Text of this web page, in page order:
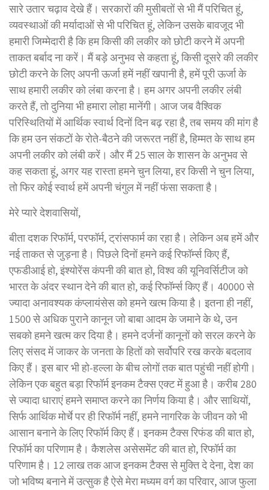
सारे उतार चढ़ाव देखे हैं। सरकारों की मुसीबतों से भी मैं परिचित हूं,
व्यवस्थाओं की मर्यादाओं से भी परिचित हूं, लेकिन उसके बावजूद भी
हमारी जिम्मेदारी है कि हम किसी की लकीर को छोटी करने में अपनी
ताकत बर्बाद ना करें। मैं बड़े अनुभव से कहता हूं, किसी दूसरे की लकीर
छोटी करने के लिए अपनी ऊर्जा हमें नहीं खपानी है, हमें पूरी ऊर्जा के
साथ हमारी लकीर को लंबा करना है। हम अगर अपनी लकीर लंबी
करते हैं, तो दुनिया भी हमारा लोहा मानेंगी। आज जब वैश्विक
परिस्थितियों में आर्थिक स्वार्थ दिनों दिन बढ़ रहा है, तब समय की मांग है
कि हम उन संकटों के रोते-बैठने की जरूरत नहीं है, हिम्मत के साथ हम
अपनी लकीर को लंबी करें। और मैं 25 साल के शासन के अनुभव से
कह सकता हूं, अगर यह रास्ता हमने चुन लिया, हर किसी ने चुन लिया,
तो फिर कोई स्वार्थ हमें अपनी चंगुल में नहीं फंसा सकता है।
मेरे प्यारे देशवासियों,
बीता दशक रिफॉर्म, परफॉर्म, ट्रांसफार्म का रहा है। लेकिन अब हमें और
नई ताकत से जुड़ना है। पिछले दिनों हमने कई रिफॉर्म्स किए हैं,
एफडीआई हो, इंश्योरेंस कंपनी की बात हो, विश्व की यूनिवर्सिटीज को
भारत के अंदर स्थान देने की बात हो, कई रिफॉर्म्स किए हैं। 40000 से
ज्यादा अनावश्यक कंप्लायंसेस को हमने खत्म किया है। इतना ही नहीं,
1500 से अधिक पुराने कानून जो बाबा आदम के जमाने के थे, उन
सबको हमने खत्म कर दिया है। हमने दर्जनों कानूनों को सरल करने के
लिए संसद में जाकर के जनता के हितों को सर्वोपरि रख करके बदलाव
किए हैं। इस बार भी हो-हल्ला के बीच लोगों तक बात पहुंची नहीं होगी।
लेकिन एक बहुत बड़ा रिफॉर्म इनकम टैक्स एक्ट में हुआ है। करीब 280
से ज्यादा धाराएं हमने समाप्त करने का निर्णय किया है। और साथियों,
सिर्फ आर्थिक मोर्चे पर ही रिफॉर्म नहीं, हमने नागरिक के जीवन को भी
आसान बनाने के लिए रिफॉर्म किए हैं। इनकम टैक्स रिफंड की बात हो,
रिफॉर्म का परिणाम है। कैशलेस असेसमेंट की बात हो, रिफॉर्म का
परिणाम है। 12 लाख तक आज इनकम टैक्स से मुक्ति दे देना, देश का
जो भविष्य बनाने में उत्सुक है ऐसे मेरा मध्यम वर्ग का परिवार, आज फुला